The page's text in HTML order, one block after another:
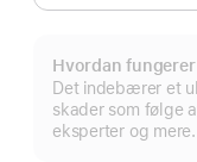
Hvordan
Det indebærer et
skader som følge
eksperter og